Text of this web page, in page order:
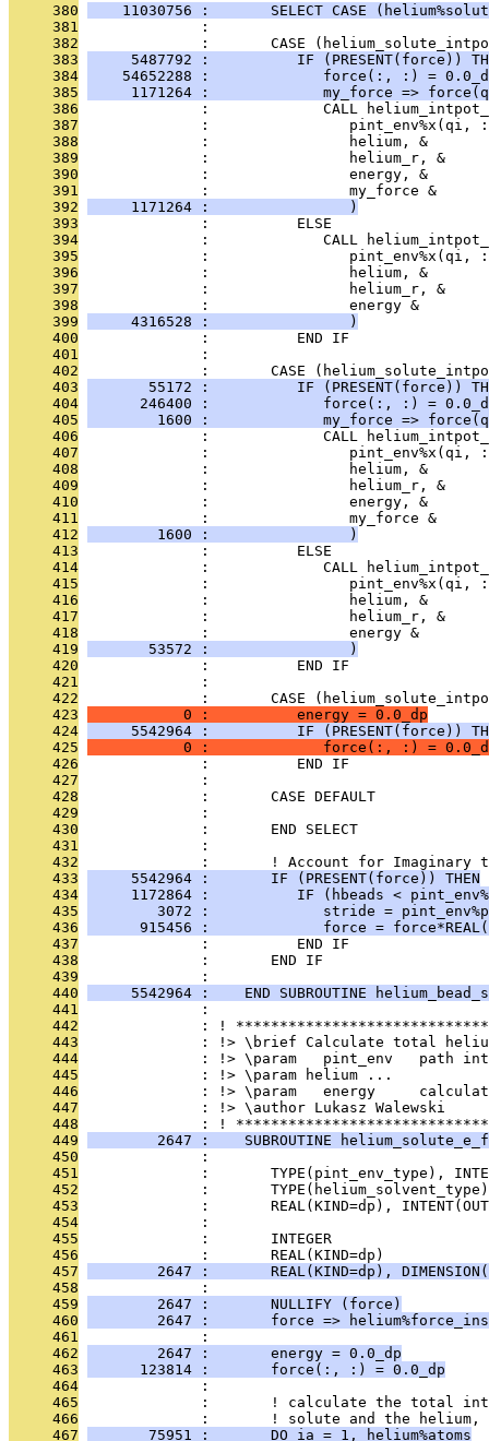
     380
11030756 :       SELECT CASE
     381
              :
     382
:       CASE
     383
5487792 :          IF (PRESENT(force))
     384
54652288 :             force(:, :) =
     385
1171264 :             my_force =>
     386
:             CALL
     387
:                pint_env%x(qi,
     388
              :                helium, &
     389
              :                helium_r, &
     390
              :                energy, &
     391
              :                my_force &
     392
     1171264 :                )
     393
              :          ELSE
     394
:             CALL
     395
:                pint_env%x(qi,
     396
              :                helium, &
     397
              :                helium_r, &
     398
              :                energy &
     399
     4316528 :                )
     400
              :          END IF
     401
              :
     402
:       CASE
     403
55172 :          IF (PRESENT(force))
     404
246400 :             force(:, :) =
     405
1600 :             my_force =>
     406
:             CALL
     407
:                pint_env%x(qi,
     408
              :                helium, &
     409
              :                helium_r, &
     410
              :                energy, &
     411
              :                my_force &
     412
        1600 :                )
     413
              :          ELSE
     414
:             CALL
     415
:                pint_env%x(qi,
     416
              :                helium, &
     417
              :                helium_r, &
     418
              :                energy &
     419
       53572 :                )
     420
              :          END IF
     421
              :
     422
:       CASE
     423
           0 :          energy = 0.0_dp
     424
5542964 :          IF (PRESENT(force))
     425
0 :             force(:, :) =
     426
              :          END IF
     427
              :
     428
              :       CASE DEFAULT
     429
              :
     430
              :       END SELECT
     431
              :
     432
:       ! Account for Imaginary
     433
     5542964 :       IF (PRESENT(force)) THEN
     434
1172864 :          IF (hbeads <
     435
3072 :             stride =
     436
915456 :             force =
     437
              :          END IF
     438
              :       END IF
     439
              :
     440
5542964 :    END SUBROUTINE
     441
              :
     442
: !
     443
: !> \brief Calculate total
     444
: !> \param   pint_env   path
     445
              : !> \param helium ...
     446
: !> \param   energy
     447
              : !> \author Lukasz Walewski
     448
: !
     449
2647 :    SUBROUTINE
     450
              :
     451
:       TYPE(pint_env_type),
     452
:
     453
:       REAL(KIND=dp),
     454
              :
     455
:       INTEGER
     456
:       REAL(KIND=dp)
     457
2647 :       REAL(KIND=dp),
     458
              :
     459
        2647 :       NULLIFY (force)
     460
2647 :       force =>
     461
              :
     462
        2647 :       energy = 0.0_dp
     463
      123814 :       force(:, :) = 0.0_dp
     464
              :
     465
:       ! calculate the total
     466
:       ! solute and the
     467
       75951 :       DO ia = 1, helium%atoms